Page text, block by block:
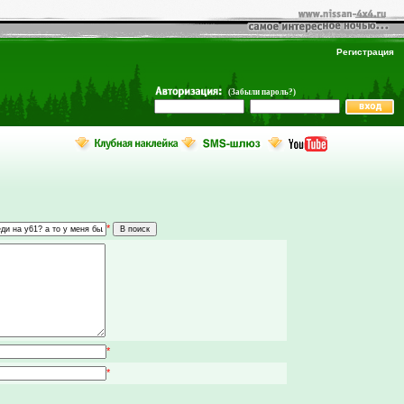
Регистрация
(Забыли пароль?)
*
*
*